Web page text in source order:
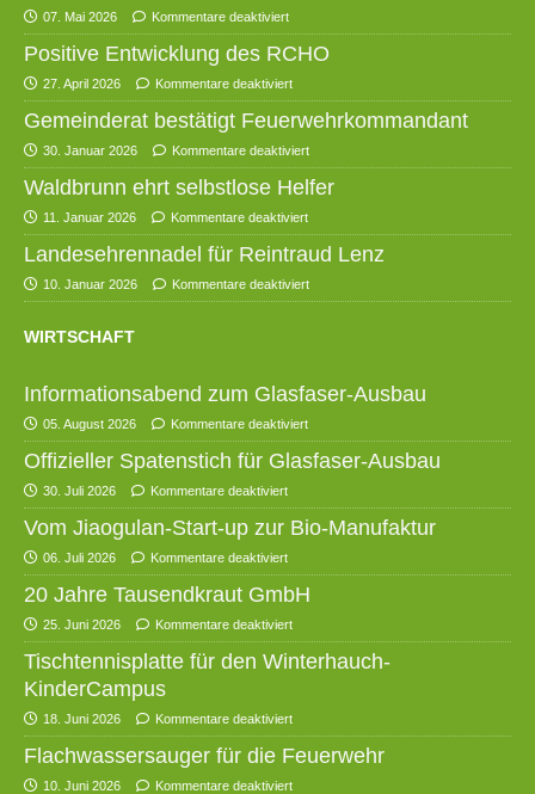
07. Mai 2026 Kommentare deaktiviert
Positive Entwicklung des RCHO
27. April 2026 Kommentare deaktiviert
Gemeinderat bestätigt Feuerwehrkommandant
30. Januar 2026 Kommentare deaktiviert
Waldbrunn ehrt selbstlose Helfer
11. Januar 2026 Kommentare deaktiviert
Landesehrennadel für Reintraud Lenz
10. Januar 2026 Kommentare deaktiviert
WIRTSCHAFT
Informationsabend zum Glasfaser-Ausbau
05. August 2026 Kommentare deaktiviert
Offizieller Spatenstich für Glasfaser-Ausbau
30. Juli 2026 Kommentare deaktiviert
Vom Jiaogulan-Start-up zur Bio-Manufaktur
06. Juli 2026 Kommentare deaktiviert
20 Jahre Tausendkraut GmbH
25. Juni 2026 Kommentare deaktiviert
Tischtennisplatte für den Winterhauch-
KinderCampus
18. Juni 2026 Kommentare deaktiviert
Flachwassersauger für die Feuerwehr
10. Juni 2026 Kommentare deaktiviert